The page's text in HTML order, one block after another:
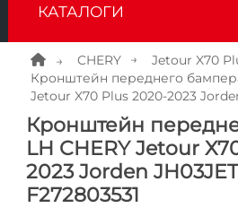
КАТАЛОГИ
CHERY Jetour X70
Кронштейн переднего
Jetour X70 Plus 2020-2023
Кронштейн
LH CHERY Jetour
2023 Jorden
F272803531